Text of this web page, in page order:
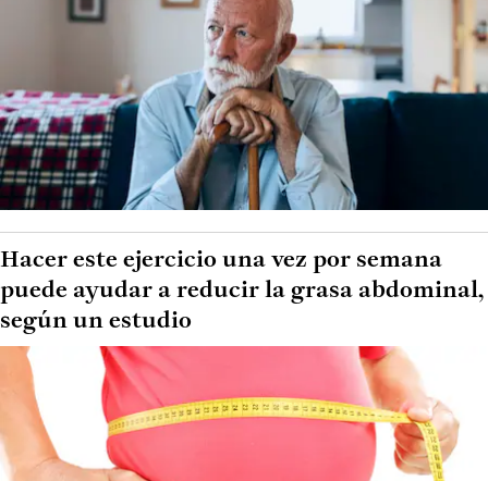
Hacer este ejercicio una vez por semana
puede ayudar a reducir la grasa abdominal,
según un estudio